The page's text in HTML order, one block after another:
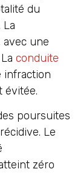
du
La
avec une
conduite
infraction
évitée.
poursuites
Le
zéro